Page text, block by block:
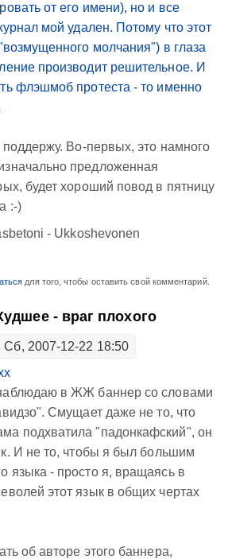
от его имени), но и все
мой удален. Потому что этот
молчания") в глаза
производит решительное. И
флэшмоб протеста - то именно
поддержу. Во-первых, это намного
предложенная
будет хороший повод в пятницу
:-)
- Ukkoshevonen
для того, чтобы оставить свой комментарий.
- враг плохого
Сб, 2007-12-22 18:50
в ЖЖ баннер со словами
Смущает даже не то, что
подхватила "падонкафский", он
И не то, чтобы я был большим
языка - просто я, вращаясь в
этот язык в общих чертах
об авторе этого баннера,